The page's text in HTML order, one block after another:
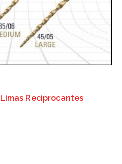
Limas Reciprocantes